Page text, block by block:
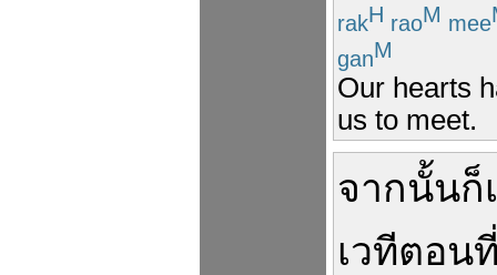
rakH raoM mee
ganM
Our hearts
us to meet.
จากนั้นก็
เวทีตอน